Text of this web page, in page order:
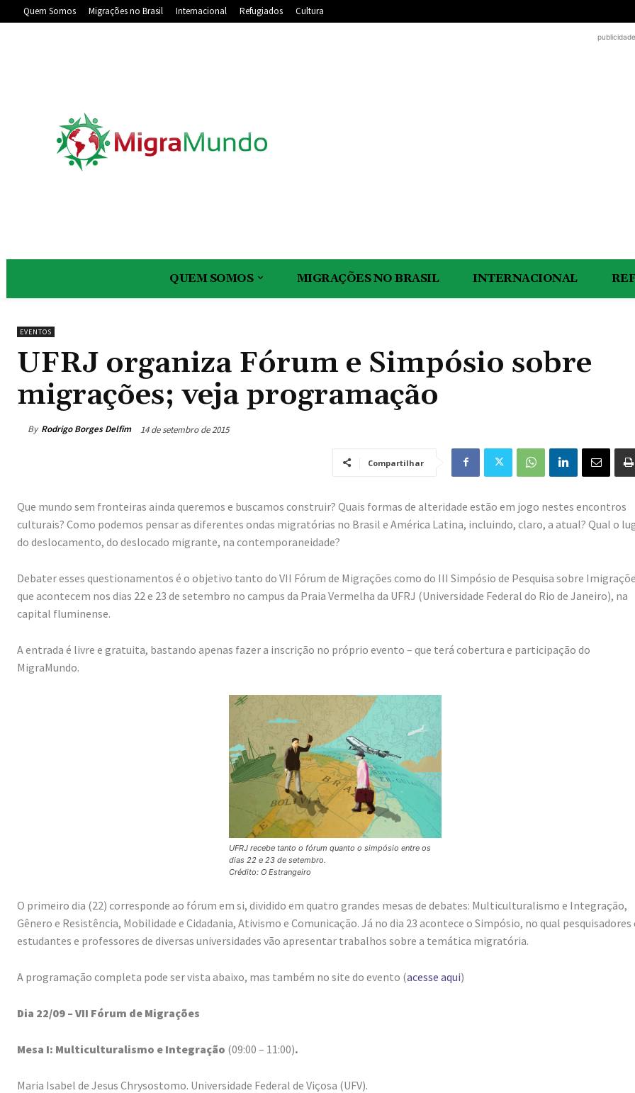
Quem Somos Migrações no Brasil Internacional Refugiados Cultura
QUEM SOMOS MIGRAÇÕES NO BRASIL INTERNACIONAL
EVENTOS
UFRJ organiza Fórum e Simpósio sobre
migrações; veja programação
By Rodrigo Borges Delfim 14 de setembro de 2015
Compartilhar
Que mundo sem fronteiras ainda queremos e buscamos construir? Quais formas de alteridade estão em jogo nestes encontros
culturais? Como podemos pensar as diferentes ondas migratórias no Brasil e América Latina, incluindo, claro, a atual? Qual o
do deslocamento, do deslocado migrante, na contemporaneidade?
Debater esses questionamentos é o objetivo tanto do VII Fórum de Migrações como do III Simpósio de Pesquisa sobre
que acontecem nos dias 22 e 23 de setembro no campus da Praia Vermelha da UFRJ (Universidade Federal do Rio de Janeiro), na
capital fluminense.
A entrada é livre e gratuita, bastando apenas fazer a inscrição no próprio evento – que terá cobertura e participação do
MigraMundo.
UFRJ recebe tanto o fórum quanto o simpósio entre os
dias 22 e 23 de setembro.
Crédito: O Estrangeiro
O primeiro dia (22) corresponde ao fórum em si, dividido em quatro grandes mesas de debates: Multiculturalismo e Integração,
Gênero e Resistência, Mobilidade e Cidadania, Ativismo e Comunicação. Já no dia 23 acontece o Simpósio, no qual pesquisadores
estudantes e professores de diversas universidades vão apresentar trabalhos sobre a temática migratória.
A programação completa pode ser vista abaixo, mas também no site do evento (acesse aqui)
Dia 22/09 – VII Fórum de Migrações
Mesa I: Multiculturalismo e Integração (09:00 – 11:00).
Maria Isabel de Jesus Chrysostomo. Universidade Federal de Viçosa (UFV).